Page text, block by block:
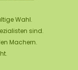
Wahl.
sind.
Machern.